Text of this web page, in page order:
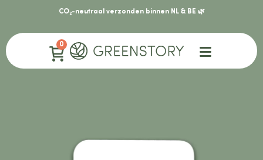
CO₂-neutraal verzonden binnen NL & BE 🌿
0